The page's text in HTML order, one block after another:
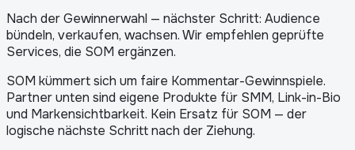
Nach der Gewinnerwahl — nächster Schritt: Audience
bündeln, verkaufen, wachsen. Wir empfehlen geprüfte
Services, die SOM ergänzen.
SOM kümmert sich um faire Kommentar-Gewinnspiele.
Partner unten sind eigene Produkte für SMM, Link-in-Bio
und Markensichtbarkeit. Kein Ersatz für SOM — der
logische nächste Schritt nach der Ziehung.